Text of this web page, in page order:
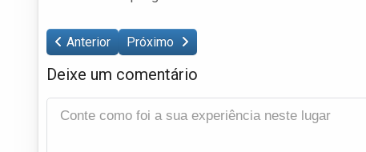
Anterior Próximo
Deixe um comentário